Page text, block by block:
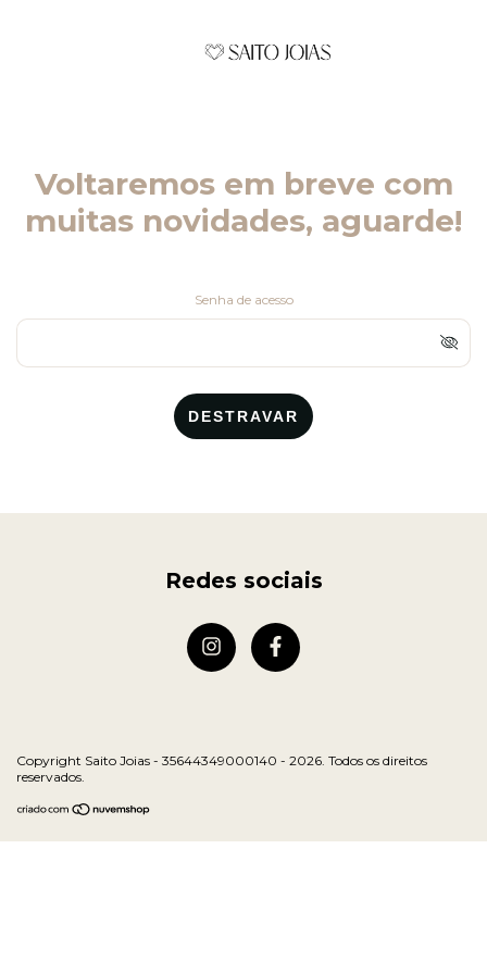
Voltaremos em breve com
muitas novidades, aguarde!
Senha de acesso
DESTRAVAR
Redes sociais
Copyright Saito Joias - 35644349000140 - 2026. Todos os direitos
reservados.